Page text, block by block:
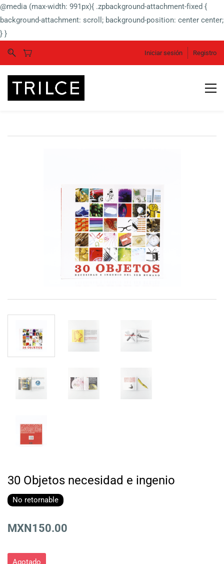
@media (max-width: 991px){ .zpbackground-attachment-fixed {
background-attachment: scroll; background-position: center center;
} }
Iniciar sesión Registro
30 Objetos necesidad e ingenio
No retornable
MXN150.00
Agotado